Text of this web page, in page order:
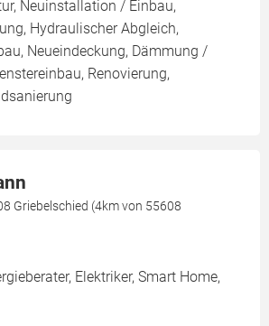
Neuinstallation / Einbau,
Hydraulischer Abgleich,
Neueindeckung, Dämmung /
Renovierung,
Griebelschied (4km von 55608
Elektriker, Smart Home,